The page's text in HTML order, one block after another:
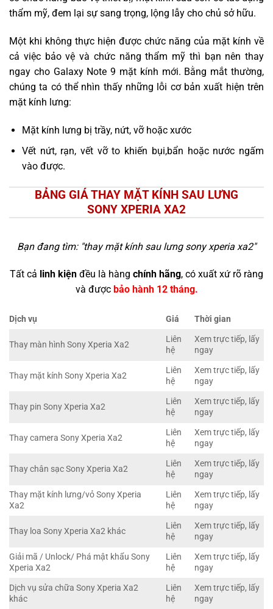
thẩm mỹ, đem lại sự sang trọng, lộng lẫy cho chủ sở hữu.
Một khi không thực hiện được chức năng của mặt kính về
cả việc bảo vệ và chức năng thẩm mỹ thì bạn nên thay
ngay cho Galaxy Note 9 mặt kính mới. Bằng mắt thường,
chúng ta có thể nhìn thấy những lỗi cơ bản xuất hiện trên
mặt kính lưng:
Mặt kính lưng bị trầy, nứt, vỡ hoặc xước
Vết nứt, rạn, vết vỡ to khiến bụi,bẩn hoặc nước ngấm
vào được.
BẢNG GIÁ THAY MẶT KÍNH SAU LƯNG
SONY XPERIA XA2
Bạn đang tìm: "thay mặt kính sau lưng sony xperia xa2"
Tất cả linh kiện đều là hàng chính hãng, có xuất xứ rõ ràng
và được bảo hành 12 tháng.
Dịch vụ Giá Thời gian
Thay màn hình Sony Xperia Xa2
Liên
hệ
Xem trực tiếp, lấy
ngay
Thay mặt kính Sony Xperia Xa2
Liên
hệ
Xem trực tiếp, lấy
ngay
Thay pin Sony Xperia Xa2
Liên
hệ
Xem trực tiếp, lấy
ngay
Thay camera Sony Xperia Xa2
Liên
hệ
Xem trực tiếp, lấy
ngay
Thay chân sạc Sony Xperia Xa2
Liên
hệ
Xem trực tiếp, lấy
ngay
Thay mặt kính lưng/vỏ Sony Xperia
Xa2
Liên
hệ
Xem trực tiếp, lấy
ngay
Thay loa Sony Xperia Xa2 khác
Liên
hệ
Xem trực tiếp, lấy
ngay
Giải mã / Unlock/ Phá mật khẩu Sony
Xperia Xa2
Liên
hệ
Xem trực tiếp, lấy
ngay
Dịch vụ sửa chữa Sony Xperia Xa2
khác
Liên
hệ
Xem trực tiếp, lấy
ngay